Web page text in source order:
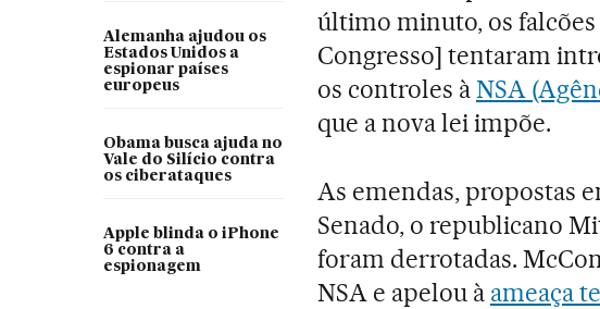
Alemanha ajudou os
Estados Unidos a
espionar países
europeus
Obama busca ajuda no
Vale do Silício contra
os ciberataques
Apple blinda o iPhone
6 contra a
espionagem
último minuto, os
Congresso] tentaram
os controles àNSA
que a nova lei impõe.
As emendas, propostas
Senado, o republicano
foram derrotadas.
NSA e apelou à ameaça